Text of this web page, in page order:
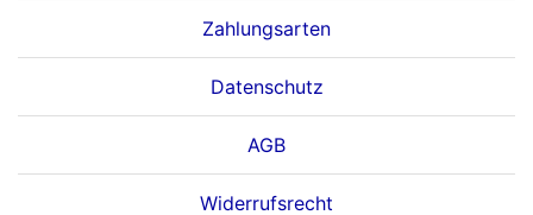
Zahlungsarten
Datenschutz
AGB
Widerrufsrecht